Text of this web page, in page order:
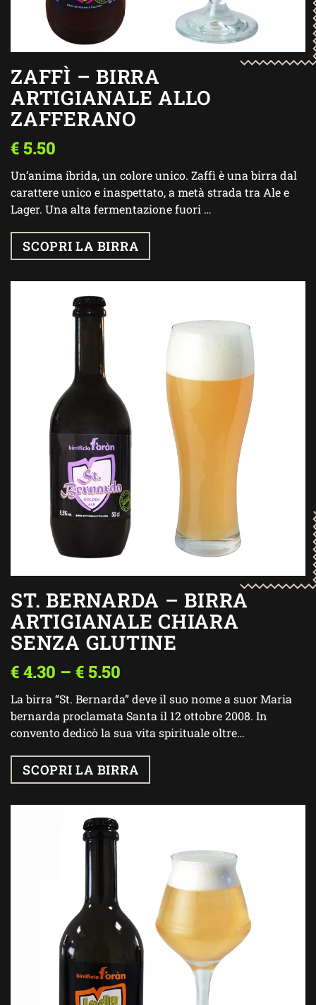
ZAFFÌ – BIRRA
ARTIGIANALE ALLO
ZAFFERANO
€5.50
Un’anima ibrida, un colore unico. Zaffì è una birra dal
carattere unico e inaspettato, a metà strada tra Ale e
Lager. Una alta fermentazione fuori …
SCOPRI LA BIRRA
ST. BERNARDA – BIRRA
ARTIGIANALE CHIARA
SENZA GLUTINE
€4.30 – €5.50
La birra “St. Bernarda” deve il suo nome a suor Maria
bernarda proclamata Santa il 12 ottobre 2008. In
convento dedicò la sua vita spirituale oltre…
SCOPRI LA BIRRA